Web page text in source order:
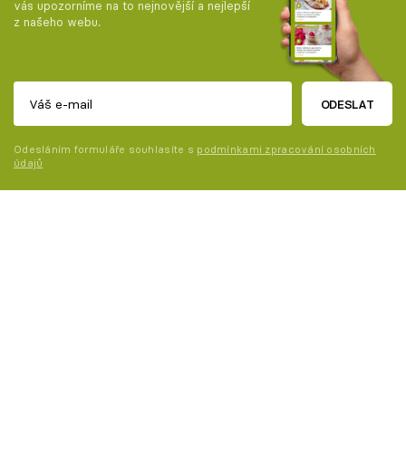
vás upozorníme na to nejnovější a nejlepší
z našeho webu.
ODESLAT
Odesláním formuláře souhlasíte s podmínkami zpracování osobních
údajů